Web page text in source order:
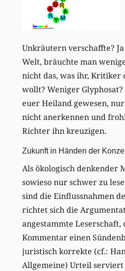
Unkräutern verschaffte? Ja
Welt, bräuchte man
nicht das, was ihr, Kritiker
wollt? Weniger Glyphosat?
euer Heiland gewesen,
nicht anerkennen und
Richter ihn kreuzigen.
Zukunft in Händen der
Als ökologisch denkender
sowieso nur schwer zu
sind die Einflussnahmen
richtet sich die
angestammte Leserschaft,
Kommentar einen
juristisch korrekte (cf.:
Allgemeine) Urteil